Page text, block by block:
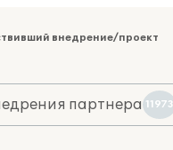
внедрение/проект
партнера 11973